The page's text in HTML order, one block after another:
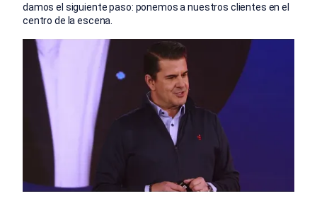
damos el siguiente paso: ponemos a nuestros clientes en el
centro de la escena.